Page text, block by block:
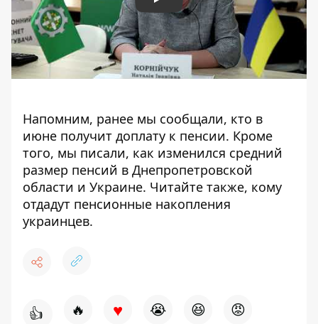
Play
Напомним, ранее мы сообщали, кто в
июне получит доплату к пенсии. Кроме
того, мы писали, как изменился средний
размер пенсий в Днепропетровской
области и Украине. Читайте также, кому
отдадут пенсионные накопления
украинцев.
👍 🔥 ♥ 😭 😆 😡